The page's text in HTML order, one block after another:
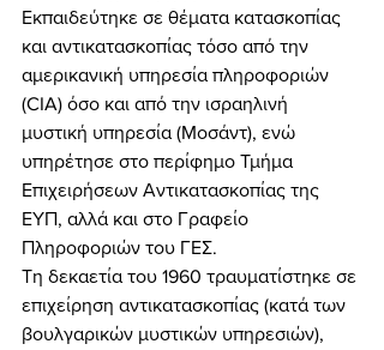
Εκπαιδεύτηκε σε θέματα κατασκοπίας
και αντικατασκοπίας τόσο από την
αμερικανική υπηρεσία πληροφοριών
(CIA) όσο και από την ισραηλινή
μυστική υπηρεσία (Μοσάντ), ενώ
υπηρέτησε στο περίφημο Τμήμα
Επιχειρήσεων Αντικατασκοπίας της
ΕΥΠ, αλλά και στο Γραφείο
Πληροφοριών του ΓΕΣ.
Τη δεκαετία του 1960 τραυματίστηκε σε
επιχείρηση αντικατασκοπίας (κατά των
βουλγαρικών μυστικών υπηρεσιών),